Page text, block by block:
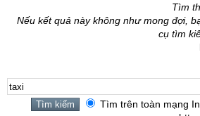
Tìm
Nếu kết quả này không như mong đợi,
cụ tìm
Tìm trên toàn mạng